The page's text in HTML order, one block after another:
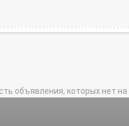
объявления, которых нет